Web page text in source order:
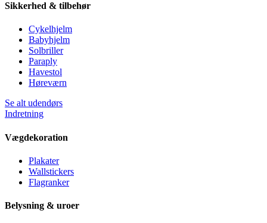
Sikkerhed & tilbehør
Cykelhjelm
Babyhjelm
Solbriller
Paraply
Havestol
Høreværn
Se alt udendørs
Indretning
Vægdekoration
Plakater
Wallstickers
Flagranker
Belysning & uroer